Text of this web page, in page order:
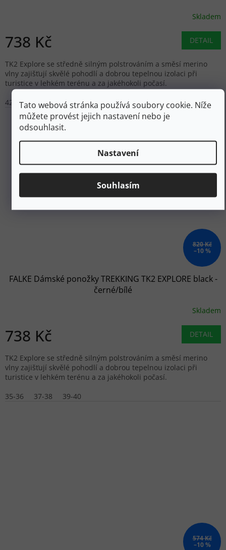
Tato webová stránka používá soubory cookie. Níže
můžete provést jejich nastavení nebo je
odsouhlasit.
Nastavení
Souhlasím
Skladem
738 Kč DETAIL
TK2 Explore se středně silným polstrováním a směsí merino
vlny zajišťují skvělé pohodlí a dobrou tepelnou izolaci při
turistice v lehkém terénu a za jakéhokoli počasí.
42-43
820 Kč
–10 %
FALKE Dámské ponožky TREKKING TK2 EXPLORE black -
černé/bílé
Skladem
738 Kč DETAIL
TK2 Explore se středně silným polstrováním a směsí merino
vlny zajišťují skvělé pohodlí a dobrou tepelnou izolaci při
turistice v lehkém terénu a za jakéhokoli počasí.
35-36
37-38 39-40
574 Kč
–10 %